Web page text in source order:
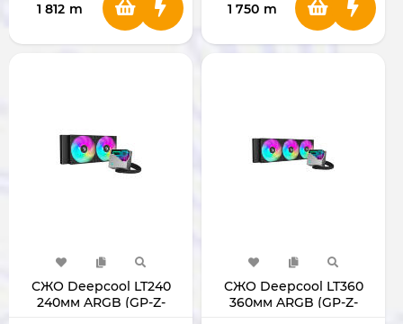
1 812 m 1 750 m
СЖО Deepcool LT240
240мм ARGB (GP-Z-
СЖО Deepcool LT360
360мм ARGB (GP-Z-